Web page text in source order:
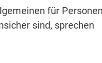
für
sind, sprechen